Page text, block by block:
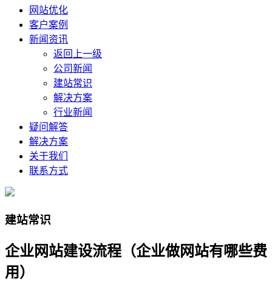
网站优化
客户案例
新闻资讯
返回上一级
公司新闻
建站常识
解决方案
行业新闻
疑问解答
解决方案
关于我们
联系方式
建站常识
企业网站建设流程（企业做网站有哪些费
用）